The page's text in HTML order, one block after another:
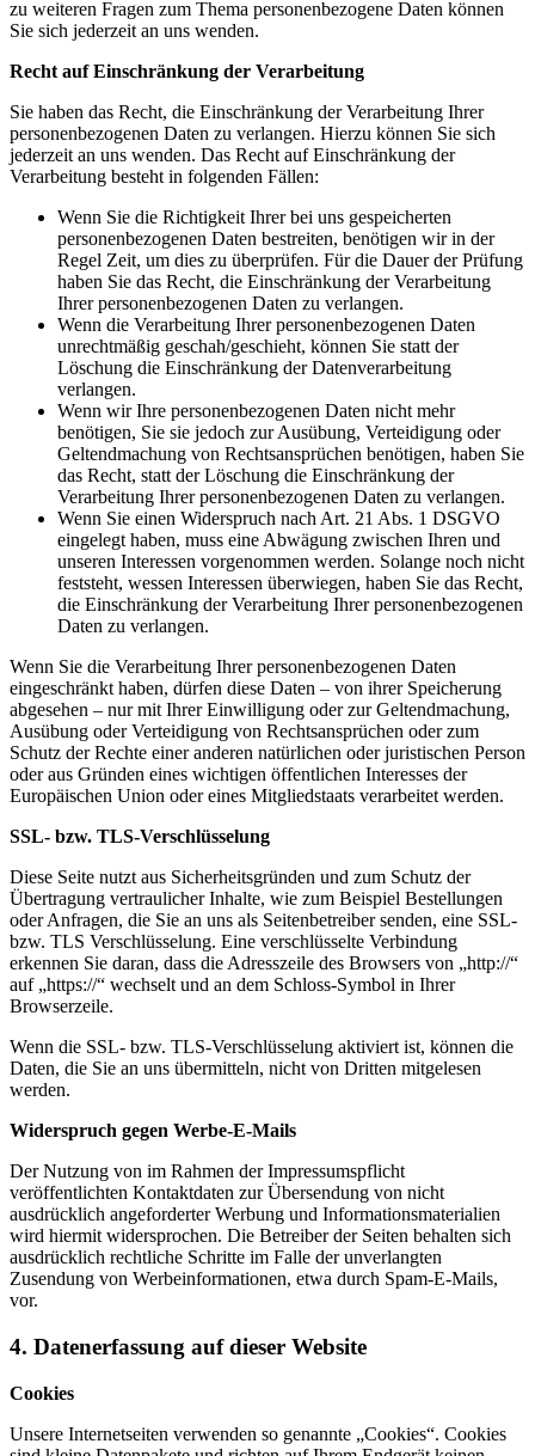
zu weiteren Fragen zum Thema personenbezogene Daten können
Sie sich jederzeit an uns wenden.
Recht auf Einschränkung der Verarbeitung
Sie haben das Recht, die Einschränkung der Verarbeitung Ihrer
personenbezogenen Daten zu verlangen. Hierzu können Sie sich
jederzeit an uns wenden. Das Recht auf Einschränkung der
Verarbeitung besteht in folgenden Fällen:
Wenn Sie die Richtigkeit Ihrer bei uns gespeicherten
personenbezogenen Daten bestreiten, benötigen wir in der
Regel Zeit, um dies zu überprüfen. Für die Dauer der Prüfung
haben Sie das Recht, die Einschränkung der Verarbeitung
Ihrer personenbezogenen Daten zu verlangen.
Wenn die Verarbeitung Ihrer personenbezogenen Daten
unrechtmäßig geschah/geschieht, können Sie statt der
Löschung die Einschränkung der Datenverarbeitung
verlangen.
Wenn wir Ihre personenbezogenen Daten nicht mehr
benötigen, Sie sie jedoch zur Ausübung, Verteidigung oder
Geltendmachung von Rechtsansprüchen benötigen, haben Sie
das Recht, statt der Löschung die Einschränkung der
Verarbeitung Ihrer personenbezogenen Daten zu verlangen.
Wenn Sie einen Widerspruch nach Art. 21 Abs. 1 DSGVO
eingelegt haben, muss eine Abwägung zwischen Ihren und
unseren Interessen vorgenommen werden. Solange noch nicht
feststeht, wessen Interessen überwiegen, haben Sie das Recht,
die Einschränkung der Verarbeitung Ihrer personenbezogenen
Daten zu verlangen.
Wenn Sie die Verarbeitung Ihrer personenbezogenen Daten
eingeschränkt haben, dürfen diese Daten – von ihrer Speicherung
abgesehen – nur mit Ihrer Einwilligung oder zur Geltendmachung,
Ausübung oder Verteidigung von Rechtsansprüchen oder zum
Schutz der Rechte einer anderen natürlichen oder juristischen Person
oder aus Gründen eines wichtigen öffentlichen Interesses der
Europäischen Union oder eines Mitgliedstaats verarbeitet werden.
SSL- bzw. TLS-Verschlüsselung
Diese Seite nutzt aus Sicherheitsgründen und zum Schutz der
Übertragung vertraulicher Inhalte, wie zum Beispiel Bestellungen
oder Anfragen, die Sie an uns als Seitenbetreiber senden, eine SSL-
bzw. TLS Verschlüsselung. Eine verschlüsselte Verbindung
erkennen Sie daran, dass die Adresszeile des Browsers von „http://“
auf „https://“ wechselt und an dem Schloss-Symbol in Ihrer
Browserzeile.
Wenn die SSL- bzw. TLS-Verschlüsselung aktiviert ist, können die
Daten, die Sie an uns übermitteln, nicht von Dritten mitgelesen
werden.
Widerspruch gegen Werbe-E-Mails
Der Nutzung von im Rahmen der Impressumspflicht
veröffentlichten Kontaktdaten zur Übersendung von nicht
ausdrücklich angeforderter Werbung und Informationsmaterialien
wird hiermit widersprochen. Die Betreiber der Seiten behalten sich
ausdrücklich rechtliche Schritte im Falle der unverlangten
Zusendung von Werbeinformationen, etwa durch Spam-E-Mails,
vor.
4. Datenerfassung auf dieser Website
Cookies
Unsere Internetseiten verwenden so genannte „Cookies“. Cookies